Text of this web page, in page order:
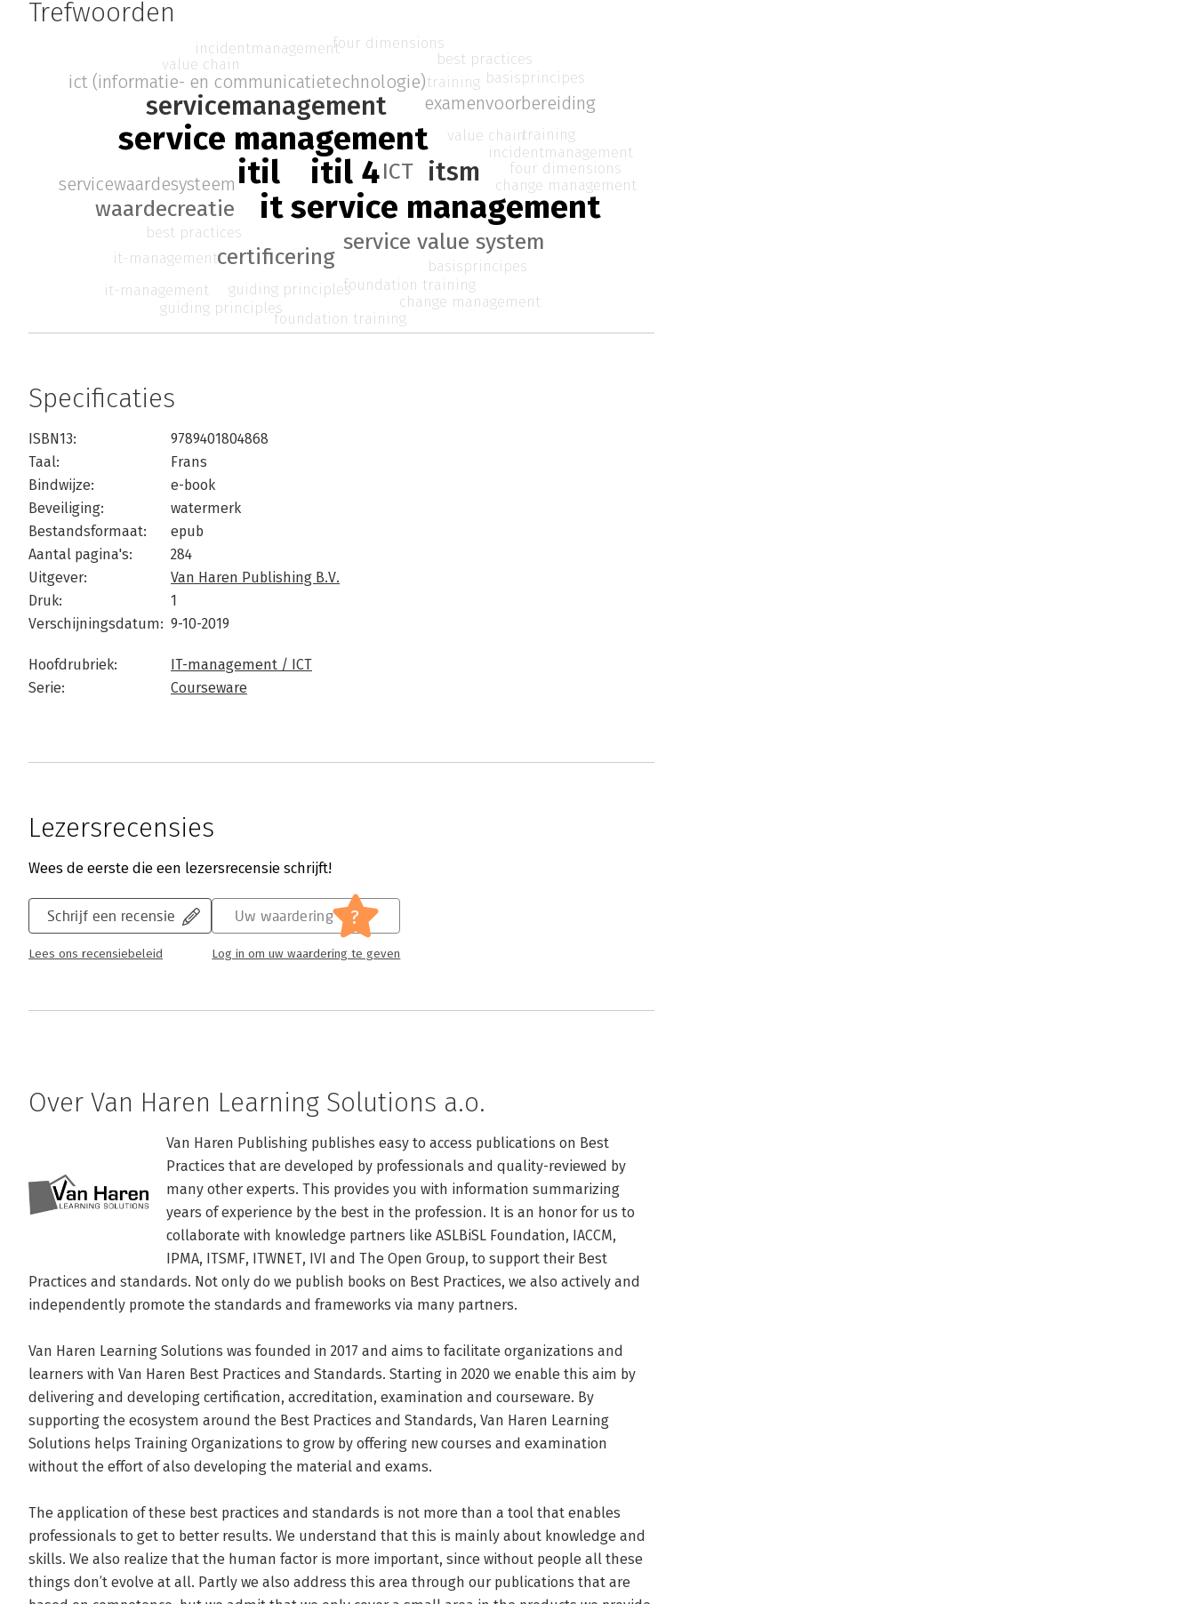
Trefwoorden
itil 4
service management
it service management
itil itsm
servicemanagement
service value system
certificering
waardecreatie
ICT
ict (informatie- en communicatietechnologie)
servicewaardesysteem
examenvoorbereiding
value chain
incidentmanagement
four dimensions
best practices
basisprincipes
change management
foundation training
guiding principles
training
it-management
value chain
incidentmanagementfour dimensions
best practices
basisprincipes
change management
foundation training
guiding principles
training
it-management
Specificaties
ISBN13:
9789401804868
Taal:
Frans
Bindwijze:
e-book
Beveiliging:
watermerk
Bestandsformaat:
epub
Aantal pagina's:
284
Uitgever:
Van Haren Publishing B.V.
Druk:
1
Verschijningsdatum: 9-10-2019
Hoofdrubriek:
IT-management / ICT
Serie:
Courseware
Lezersrecensies
Wees de eerste die een lezersrecensie schrijft!
Schrijf een recensie
Lees ons recensiebeleid
Uw waardering ?
Log in om uw waardering te geven
Over Van Haren Learning Solutions a.o.
Van Haren Publishing publishes easy to access publications on Best
Practices that are developed by professionals and quality-reviewed by
many other experts. This provides you with information summarizing
years of experience by the best in the profession. It is an honor for us to
collaborate with knowledge partners like ASLBiSL Foundation, IACCM,
IPMA, ITSMF, ITWNET, IVI and The Open Group, to support their Best
Practices and standards. Not only do we publish books on Best Practices, we also actively and
independently promote the standards and frameworks via many partners.
Van Haren Learning Solutions was founded in 2017 and aims to facilitate organizations and
learners with Van Haren Best Practices and Standards. Starting in 2020 we enable this aim by
delivering and developing certification, accreditation, examination and courseware. By
supporting the ecosystem around the Best Practices and Standards, Van Haren Learning
Solutions helps Training Organizations to grow by offering new courses and examination
without the effort of also developing the material and exams.
The application of these best practices and standards is not more than a tool that enables
professionals to get to better results. We understand that this is mainly about knowledge and
skills. We also realize that the human factor is more important, since without people all these
things don’t evolve at all. Partly we also address this area through our publications that are